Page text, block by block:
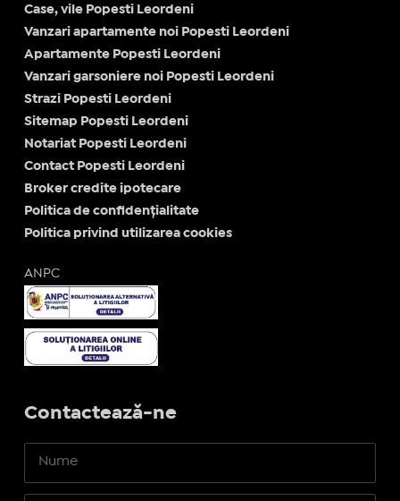
Case, vile Popesti Leordeni
Vanzari apartamente noi Popesti Leordeni
Apartamente Popesti Leordeni
Vanzari garsoniere noi Popesti Leordeni
Strazi Popesti Leordeni
Sitemap Popesti Leordeni
Notariat Popesti Leordeni
Contact Popesti Leordeni
Broker credite ipotecare
Politica de confidențialitate
Politica privind utilizarea cookies
ANPC
Contactează-ne